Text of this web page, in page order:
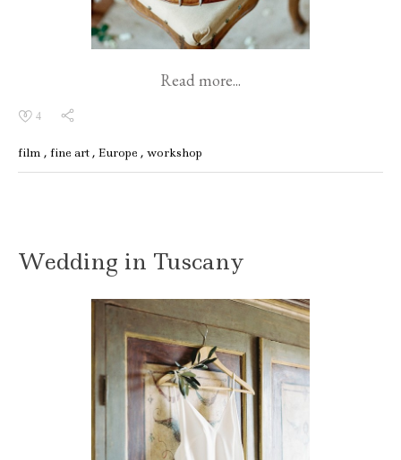
Read more...
4
film fine art Europe workshop
Wedding in Tuscany